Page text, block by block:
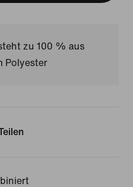
zu 100 % aus
Polyester